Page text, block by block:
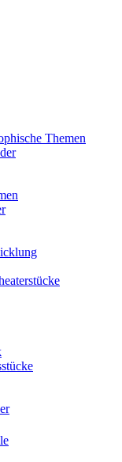
Themen